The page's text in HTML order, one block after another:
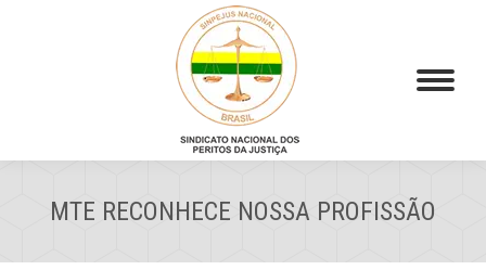
MTE RECONHECE NOSSA PROFISSÃO